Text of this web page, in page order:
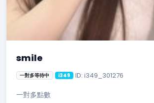
smile
一對多等待中 i349 ID: i349_301276
一對多點數